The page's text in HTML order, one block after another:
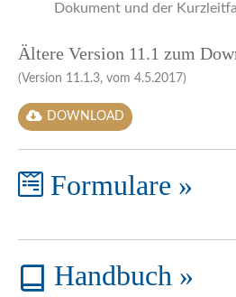
Dokument und der
Ältere Version 11.1 zum
(Version 11.1.3, vom 4.5.2017)
DOWNLOAD
Formulare »
Handbuch »